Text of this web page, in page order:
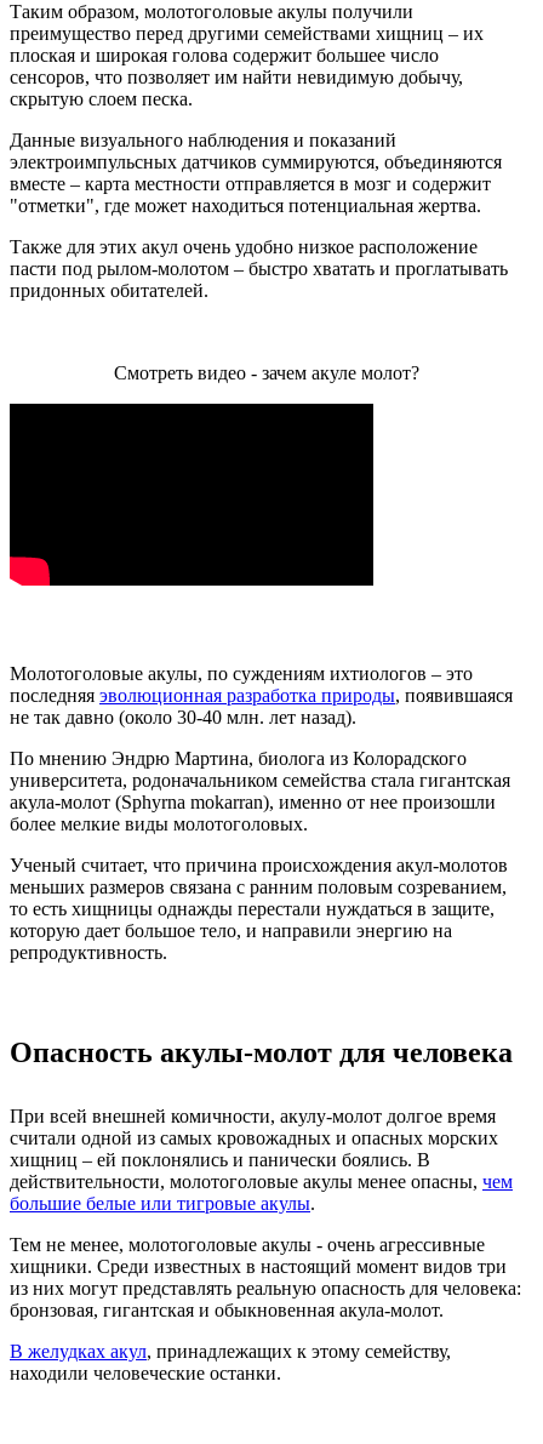
Таким образом, молотоголовые акулы получили
преимущество перед другими семействами хищниц – их
плоская и широкая голова содержит большее число
сенсоров, что позволяет им найти невидимую добычу,
скрытую слоем песка.
Данные визуального наблюдения и показаний
электроимпульсных датчиков суммируются, объединяются
вместе – карта местности отправляется в мозг и содержит
"отметки", где может находиться потенциальная жертва.
Также для этих акул очень удобно низкое расположение
пасти под рылом-молотом – быстро хватать и проглатывать
придонных обитателей.
Смотреть видео - зачем акуле молот?
Молотоголовые акулы, по суждениям ихтиологов – это
последняя эволюционная разработка природы, появившаяся
не так давно (около 30-40 млн. лет назад).
По мнению Эндрю Мартина, биолога из Колорадского
университета, родоначальником семейства стала гигантская
акула-молот (Sphyrna mokarran), именно от нее произошли
более мелкие виды молотоголовых.
Ученый считает, что причина происхождения акул-молотов
меньших размеров связана с ранним половым созреванием,
то есть хищницы однажды перестали нуждаться в защите,
которую дает большое тело, и направили энергию на
репродуктивность.
Опасность акулы-молот для человека
При всей внешней комичности, акулу-молот долгое время
считали одной из самых кровожадных и опасных морских
хищниц – ей поклонялись и панически боялись. В
действительности, молотоголовые акулы менее опасны, чем
большие белые или тигровые акулы.
Тем не менее, молотоголовые акулы - очень агрессивные
хищники. Среди известных в настоящий момент видов три
из них могут представлять реальную опасность для человека:
бронзовая, гигантская и обыкновенная акула-молот.
В желудках акул, принадлежащих к этому семейству,
находили человеческие останки.